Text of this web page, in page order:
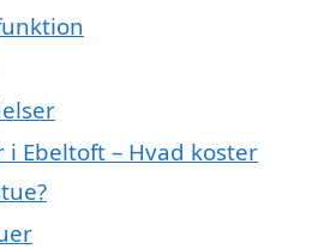
Ebeltoft – Hvad koster